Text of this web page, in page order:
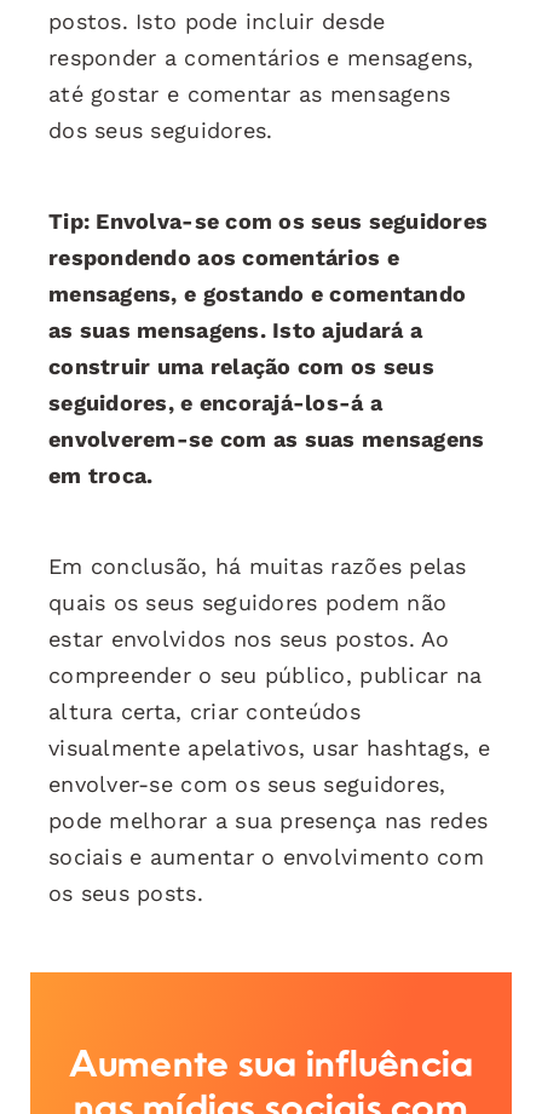
postos. Isto pode incluir desde
responder a comentários e mensagens,
até gostar e comentar as mensagens
dos seus seguidores.
Tip: Envolva-se com os seus seguidores
respondendo aos comentários e
mensagens, e gostando e comentando
as suas mensagens. Isto ajudará a
construir uma relação com os seus
seguidores, e encorajá-los-á a
envolverem-se com as suas mensagens
em troca.
Em conclusão, há muitas razões pelas
quais os seus seguidores podem não
estar envolvidos nos seus postos. Ao
compreender o seu público, publicar na
altura certa, criar conteúdos
visualmente apelativos, usar hashtags, e
envolver-se com os seus seguidores,
pode melhorar a sua presença nas redes
sociais e aumentar o envolvimento com
os seus posts.
Aumente sua influência